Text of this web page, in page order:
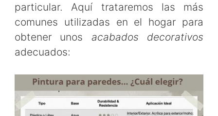
particular. Aquí trataremos las más
comunes utilizadas en el hogar para
obtener unos acabados decorativos
adecuados: